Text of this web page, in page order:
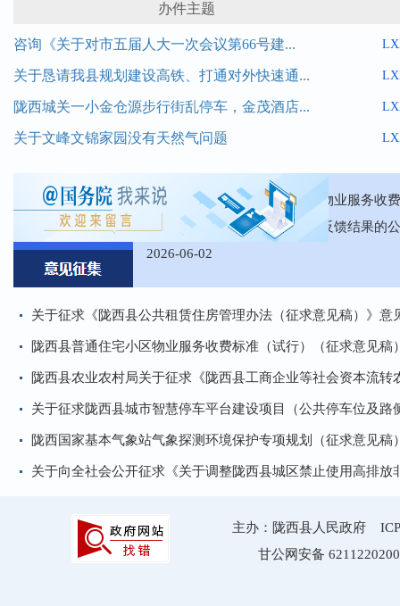
办件主题
咨询《关于对市五届人大一次会议第66号建...
关于恳请我县规划建设高铁、打通对外快速通...
陇西城关一小金仓源步行街乱停车，金茂酒店...
关于文峰文锦家园没有天然气问题
关于优化陇西县西大街市政管网改造工程施工...
问题咨询
关于征求陇西县普通住宅小区物业服务收
行）（征求意见稿）意见建议反馈结果的
2026-06-02
关于征求《陇西县公共租赁住房管理办法（征求意见稿）》意
陇西县普通住宅小区物业服务收费标准（试行）（征求意见稿
陇西县农业农村局关于征求《陇西县工商企业等社会资本流转
关于征求陇西县城市智慧停车平台建设项目（公共停车位及路
陇西国家基本气象站气象探测环境保护专项规划（征求意见稿
关于向全社会公开征求《关于调整陇西县城区禁止使用高排放
主办：陇西县人民政府
甘公网安备